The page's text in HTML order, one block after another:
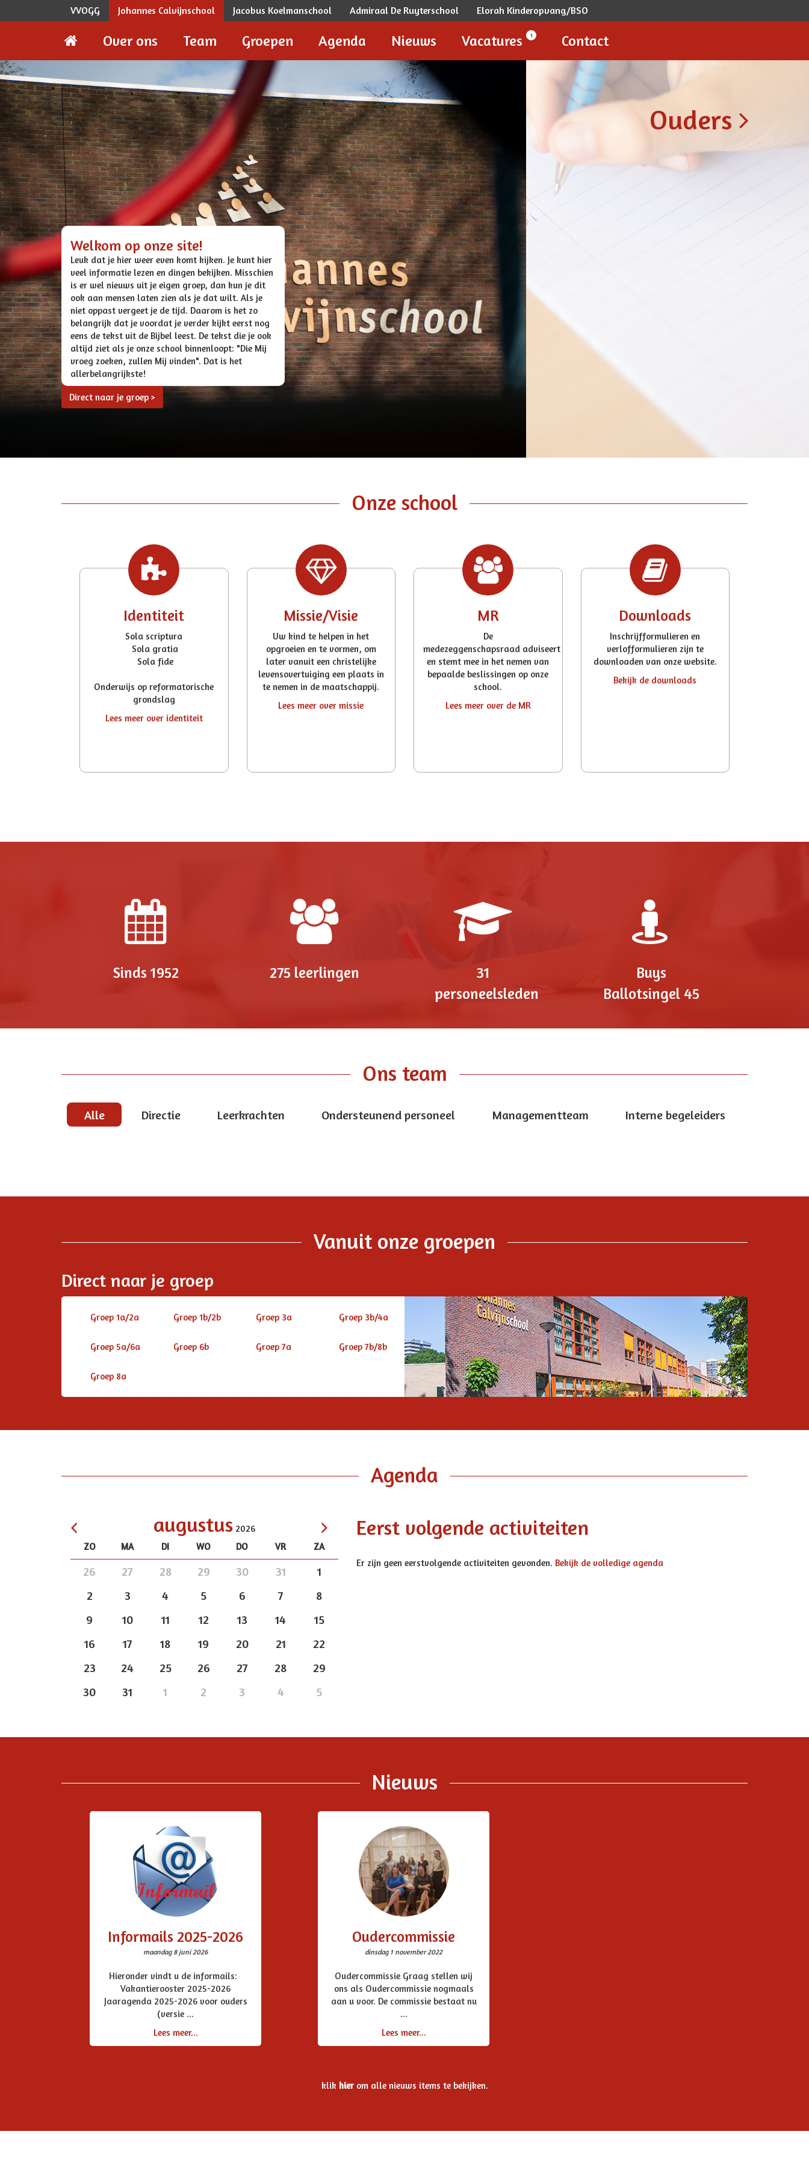
VVOGG Johannes Calvijnschool Jacobus Koelmanschool Admiraal De Ruyterschool Elorah Kinderopvang/BSO
Over ons Team Groepen Agenda Nieuws Vacatures 1 Contact
Ouders
Welkom op onze site!
Leuk dat je hier weer even komt kijken. Je kunt hier
veel informatie lezen en dingen bekijken. Misschien
is er wel nieuws uit je eigen groep, dan kun je dit
ook aan mensen laten zien als je dat wilt. Als je
niet oppast vergeet je de tijd. Daarom is het zo
belangrijk dat je voordat je verder kijkt eerst nog
eens de tekst uit de Bijbel leest. De tekst die je ook
altijd ziet als je onze school binnenloopt: "Die Mij
vroeg zoeken, zullen Mij vinden". Dat is het
allerbelangrijkste!
Direct naar je groep >
Onze school
Identiteit
Sola scriptura
Sola gratia
Sola fide
Onderwijs op reformatorische
grondslag
Lees meer over identiteit
Missie/Visie
Uw kind te helpen in het
opgroeien en te vormen, om
later vanuit een christelijke
levensovertuiging een plaats in
te nemen in de maatschappij.
Lees meer over missie
MR
De
medezeggenschapsraad adviseert
en stemt mee in het nemen van
bepaalde beslissingen op onze
school.
Lees meer over de MR
Downloads
Inschrijfformulieren en
verlofformulieren zijn te
downloaden van onze website.
Bekijk de downloads
Sinds 1952 275 leerlingen
31
personeelsleden
Buys
Ballotsingel 45
Ons team
Alle Directie Leerkrachten Ondersteunend personeel Managementteam Interne begeleiders
Vanuit onze groepen
Direct naar je groep
Groep 1a/2a Groep 1b/2b Groep 3a Groep 3b/4a
Groep 5a/6a Groep 6b Groep 7a Groep 7b/8b
Groep 8a
Agenda
< >
augustus 2026
ZO
MA DI WO DO VR ZA
26 27 28 29 30 31
1
2
3 4 5 6 7
8
9
10 11 12 13 14
15
16
17 18 19 20 21
22
23
24 25 26 27 28
29
30
31 1 2 3 4 5
Eerst volgende activiteiten
Er zijn geen eerstvolgende activiteiten gevonden. Bekijk de volledige agenda
Nieuws
Informails 2025-2026
maandag 8 juni 2026
Hieronder vindt u de informails:
Vakantierooster 2025-2026
Jaaragenda 2025-2026 voor ouders
(versie ...
Lees meer...
Oudercommissie
dinsdag 1 november 2022
Oudercommissie Graag stellen wij
ons als Oudercommissie nogmaals
aan u voor. De commissie bestaat nu
...
Lees meer...
klik hierom alle nieuws items te bekijken.